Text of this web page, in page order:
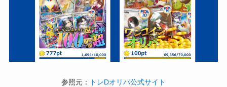
参照元： トレDオリパ公式サイト